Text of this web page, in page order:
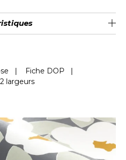
au rouleau de 10.05m / 11
yards
Raccord sauté 1/2
64cm / 25 pouces
125
Lavable
Encollage du mur
Arrachage à sec
A+
Class A
B s1 d0
| Fiche DOP |
largeurs